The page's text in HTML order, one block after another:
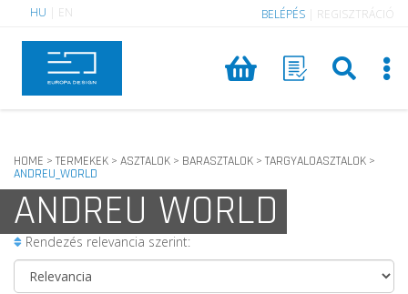
HU EN BELÉPÉS REGISZTRÁCIÓ
HOME > TERMEKEK > ASZTALOK > BARASZTALOK > TARGYALOASZTALOK >
ANDREU_WORLD
ANDREU WORLD
Rendezés relevancia szerint: